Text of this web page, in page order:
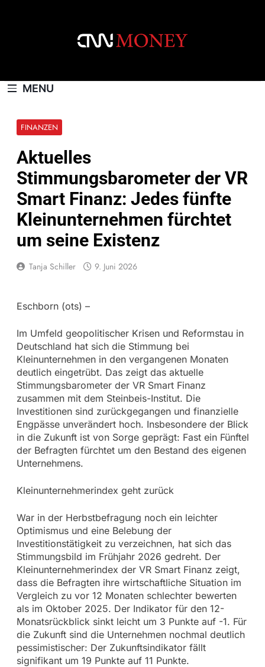
MENU
FINANZEN
Aktuelles
Stimmungsbarometer der VR
Smart Finanz: Jedes fünfte
Kleinunternehmen fürchtet
um seine Existenz
Tanja Schiller 9. Juni 2026
Eschborn (ots) –
Im Umfeld geopolitischer Krisen und Reformstau in
Deutschland hat sich die Stimmung bei
Kleinunternehmen in den vergangenen Monaten
deutlich eingetrübt. Das zeigt das aktuelle
Stimmungsbarometer der VR Smart Finanz
zusammen mit dem Steinbeis-Institut. Die
Investitionen sind zurückgegangen und finanzielle
Engpässe unverändert hoch. Insbesondere der Blick
in die Zukunft ist von Sorge geprägt: Fast ein Fünftel
der Befragten fürchtet um den Bestand des eigenen
Unternehmens.
Kleinunternehmerindex geht zurück
War in der Herbstbefragung noch ein leichter
Optimismus und eine Belebung der
Investitionstätigkeit zu verzeichnen, hat sich das
Stimmungsbild im Frühjahr 2026 gedreht. Der
Kleinunternehmerindex der VR Smart Finanz zeigt,
dass die Befragten ihre wirtschaftliche Situation im
Vergleich zu vor 12 Monaten schlechter bewerten
als im Oktober 2025. Der Indikator für den 12-
Monatsrückblick sinkt leicht um 3 Punkte auf -1. Für
die Zukunft sind die Unternehmen nochmal deutlich
pessimistischer: Der Zukunftsindikator fällt
signifikant um 19 Punkte auf 11 Punkte.